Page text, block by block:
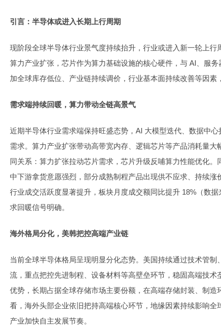
引言：半导体或进入长期上行周期
现阶段全球半导体行业景气度持续抬升，行业或进入新一轮上行
算力产业扩张，芯片作为算力基础设施的核心硬件，与 AI、服
加全球库存低位、产业链持续调价，行业基本面持续改善等因素
需求端持续回暖，算力带动全链高景气
近期半导体行业需求端保持旺盛态势，AI 大模型迭代、数据中
需求。算力产业扩张带动高带宽内存、逻辑芯片等产品消耗量大
同关系：算力扩张拉动芯片需求，芯片升级反哺算力性能优化
中下游拿货意愿强烈，部分成熟制程产品出现供不应求、持续
行业成交活跃度显著提升，板块月度成交额同比提升 18%（数
求回暖信号明确。
海外格局分化，美韩把控高端产业链
当前全球半导体格局呈现明显分化态势。美国持续通过技术管制
流，重点把控先进制程、设备材料等高壁垒环节，稳固高端技
优势，长期占据全球存储市场主要份额，在高端存储封装、制
看，海外头部企业依旧把持高端核心环节，地缘因素持续影响
产业加快自主发展节奏。